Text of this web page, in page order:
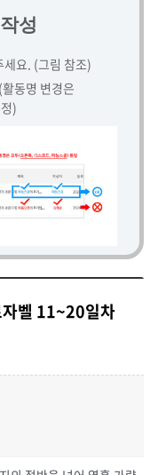
성
세요. (그림 참조)
동명 변경은
)
벨 11~20일차